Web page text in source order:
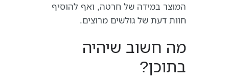
המוצר במידה של חרטה, ואף להוסיף
חוות דעת של גולשים מרוצים.
מה חשוב שיהיה
בתוכן?